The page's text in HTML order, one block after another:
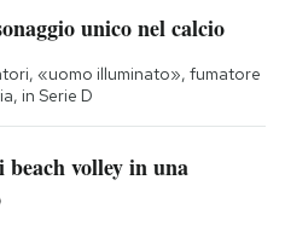
unico nel calcio
«uomo illuminato», fumatore
in Serie D
volley in una